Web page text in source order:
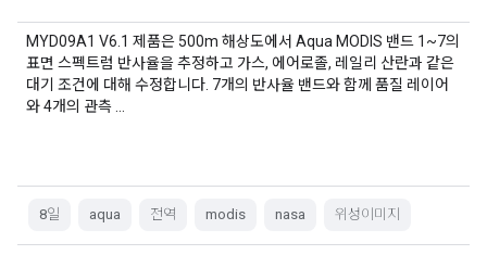
MYD09A1 V6.1 제품은 500m 해상도에서 Aqua MODIS 밴드 1~7의
표면 스펙트럼 반사율을 추정하고 가스, 에어로졸, 레일리 산란과 같은
대기 조건에 대해 수정합니다. 7개의 반사율 밴드와 함께 품질 레이어
와 4개의 관측 …
8일 aqua 전역 modis nasa 위성이미지